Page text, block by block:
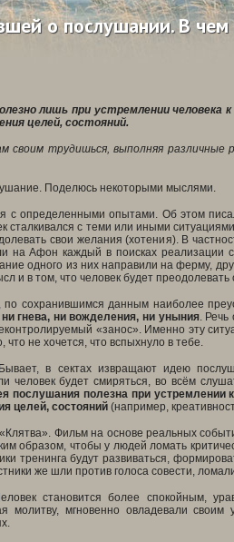
о послушании. В
лишь при устремлении человека
целей, состояний.
своим трудишься, выполняя
Поделюсь некоторыми мыслями.
с определенными опытами. Об этом
с теми или иными
свои желания (хотения). В
Афон каждый в поисках реализации
одного из них направили на ферму,
и в том, что человек будет преодолевать
сохранившимся данным наиболее
гнева, ни вожделения, ни уныния. Речь
«занос». Именно эту
не хочется, что вспыхнуло в тебе.
в сектах извращают идею
человек будет смиряться, во всём
послушания полезна при устремлении
целей, состояний(например,
Фильм на основе реальных
образом, чтобы у людей ломать
тренинга будут развиваться,
же шли против голоса совести,
становится более спокойным,
молитву, мгновенно овладевали